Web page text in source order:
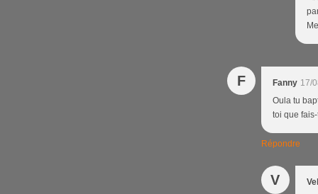
F Fanny 17/
Oula tu
toi que
Répondre
V